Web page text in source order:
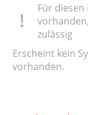
Für
zulässig
Erscheint kein
vorhanden.